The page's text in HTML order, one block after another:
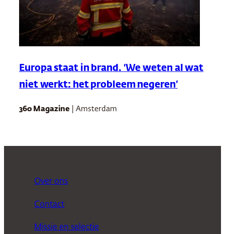
Europa staat in brand. ‘We weten al wat
niet werkt: het probleem negeren’
360 Magazine | Amsterdam
Over ons
Contact
Missie en selectie